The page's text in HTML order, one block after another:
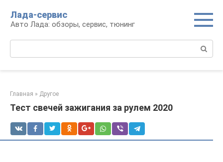
контенту
Лада-сервис
Авто Лада: обзоры, сервис, тюнинг
Главная » Другое
Тест свечей зажигания за рулем 2020